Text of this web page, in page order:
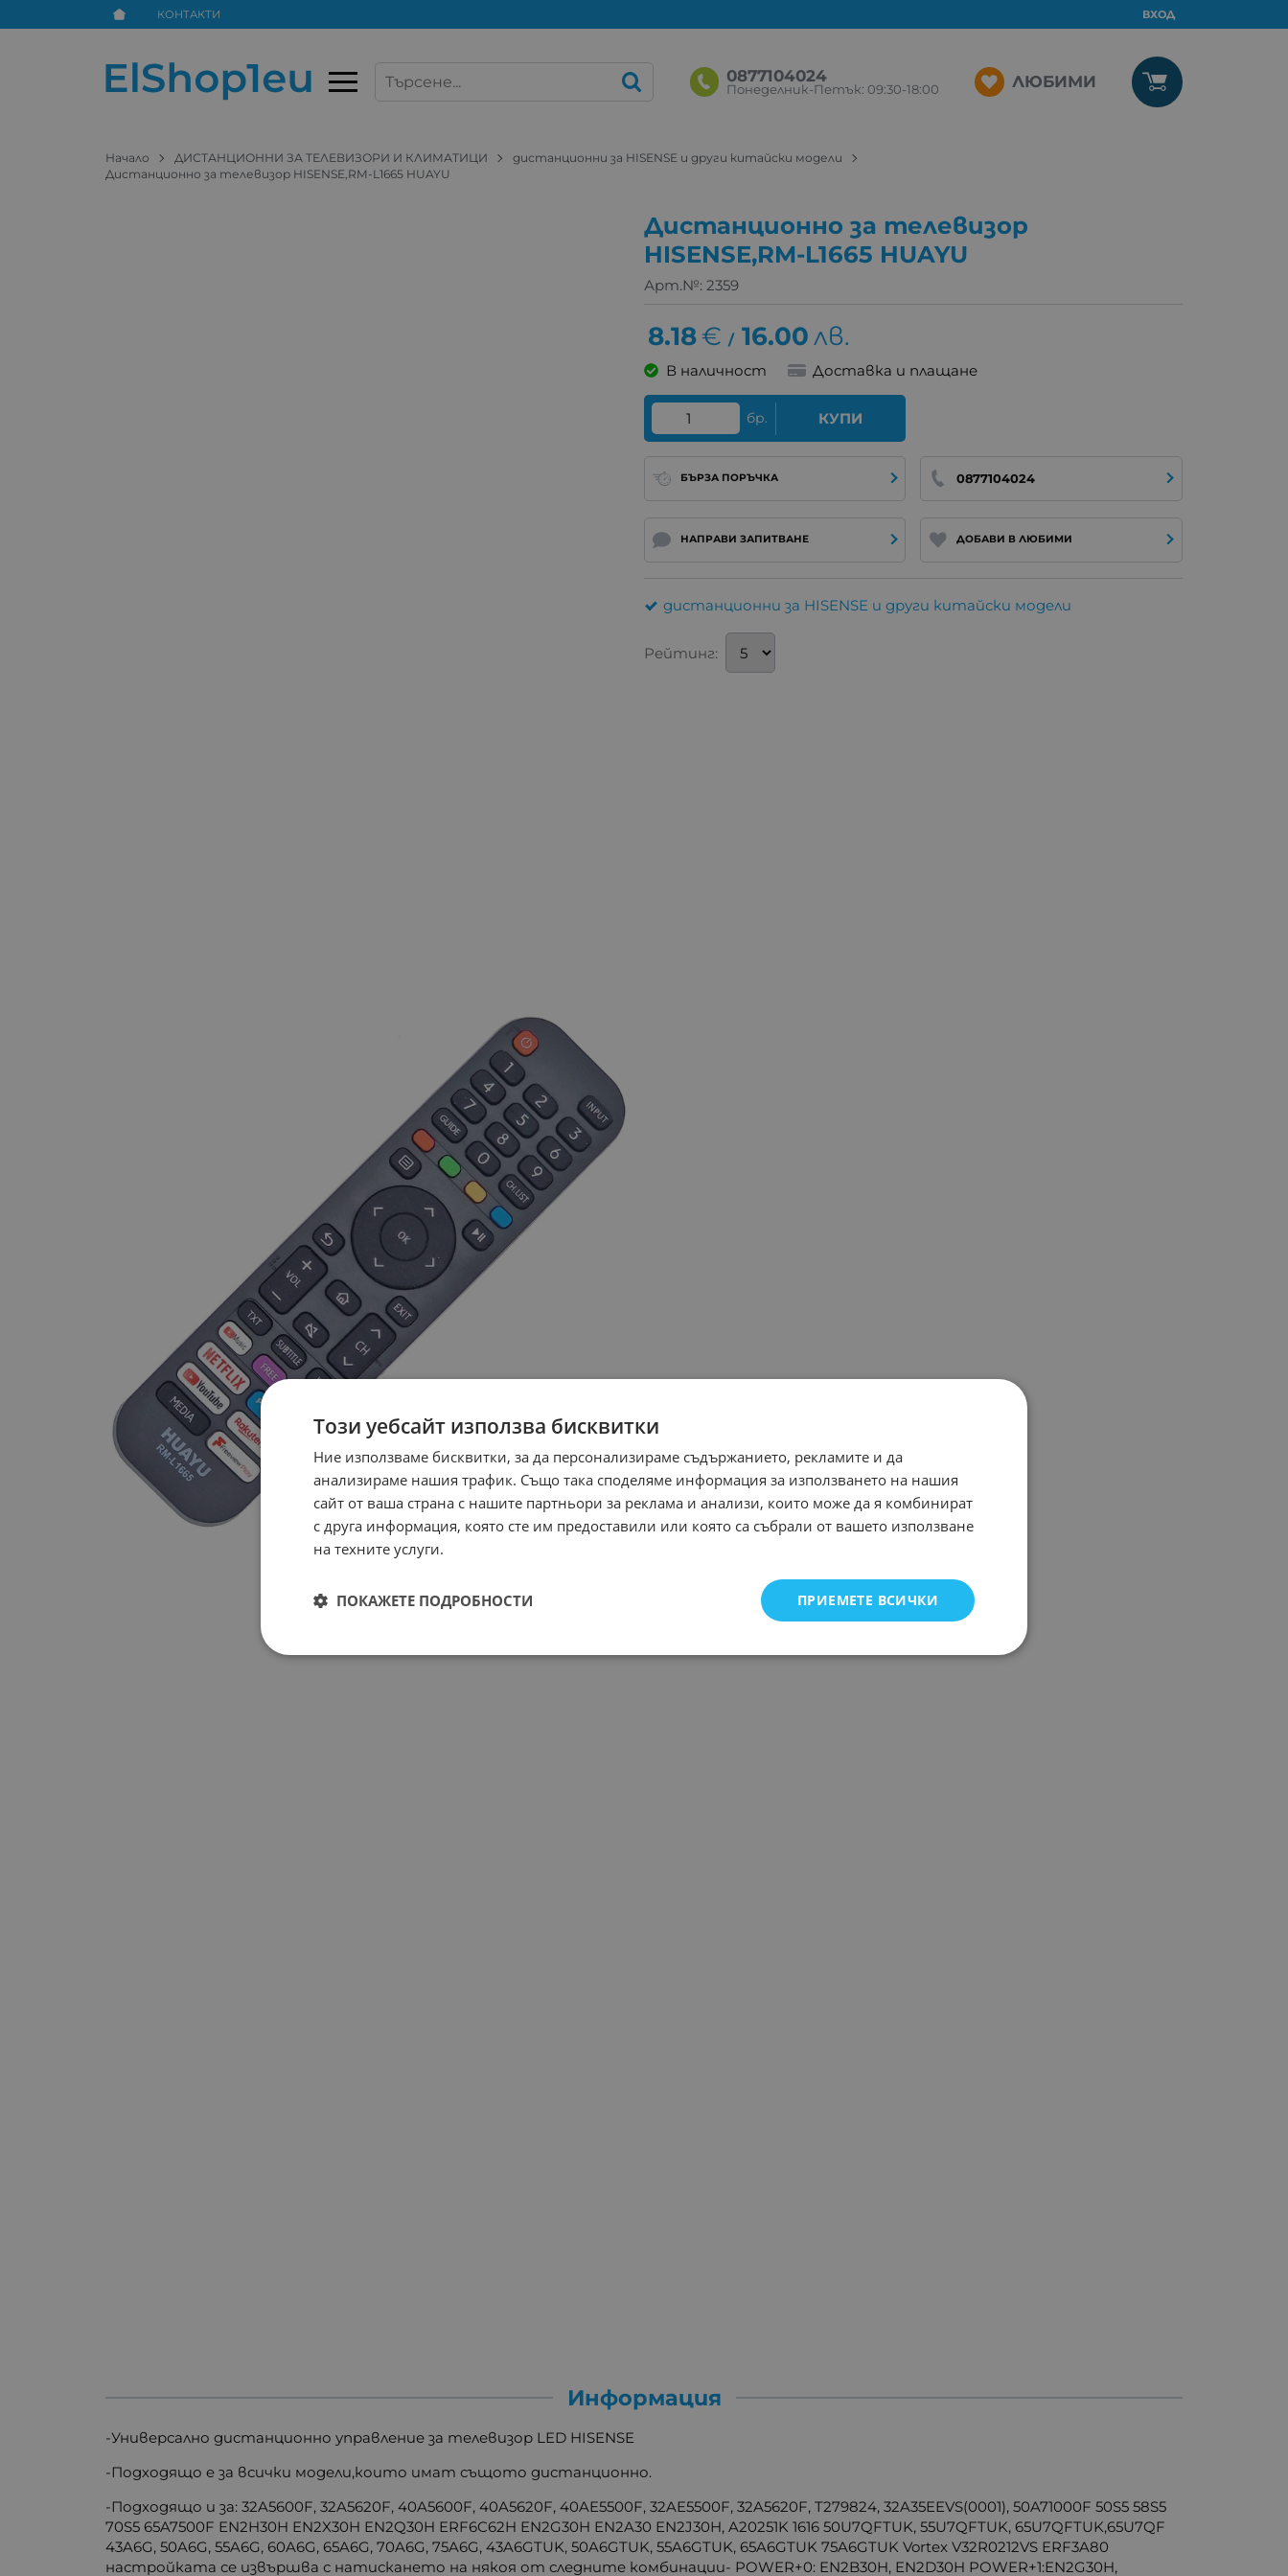
КОНТАКТИ ВХОД
0877104024
Понеделник-Петък: 09:30-18:00 ЛЮБИМИ
Начало ДИСТАНЦИОННИ ЗА ТЕЛЕВИЗОРИ И КЛИМАТИЦИ
дистанционни за HISENSE и други китайски модели
Дистанционно за телевизор HISENSE,RM-L1665 HUAYU
Дистанционно за телевизор
HISENSE,RM-L1665 HUAYU
Арт.№: 2359
8.18€ / 16.00лв.
В наличност Доставка и плащане
бр. КУПИ
БЪРЗА ПОРЪЧКА 0877104024
НАПРАВИ ЗАПИТВАНЕ ДОБАВИ В ЛЮБИМИ
дистанционни за HISENSE и други китайски модели
Рейтинг:
Информация
-Универсално дистанционно управление за телевизор LED HISENSE
-Подходящо e за всички модели,които имат същото дистанционно.
-Подходящо и за: 32A5600F, 32A5620F, 40A5600F, 40A5620F, 40AE5500F, 32AE5500F, 32A5620F, T279824, 32A35EEVS(0001), 50A71000F 50S5 58S5
70S5 65A7500F EN2H30H EN2X30H EN2Q30H ERF6C62H EN2G30H EN2A30 EN2J30H, A20251K 1616 50U7QFTUK, 55U7QFTUK, 65U7QFTUK,65U7QF
43A6G, 50A6G, 55A6G, 60A6G, 65A6G, 70A6G, 75A6G, 43A6GTUK, 50A6GTUK, 55A6GTUK, 65A6GTUK 75A6GTUK Vortex V32R0212VS ERF3A80
настройката се извършва с натискането на някоя от следните комбинации- POWER+0: EN2B30H, EN2D30H POWER+1:EN2G30H,
Този уебсайт използва бисквитки
Ние използваме бисквитки, за да персонализираме съдържанието, рекламите и да
анализираме нашия трафик. Също така споделяме информация за използването на нашия
сайт от ваша страна с нашите партньори за реклама и анализи, които може да я комбинират
с друга информация, която сте им предоставили или която са събрали от вашето използване
на техните услуги.
ПРИЕМЕТЕ ВСИЧКИ
ПОКАЖЕТЕ ПОДРОБНОСТИ